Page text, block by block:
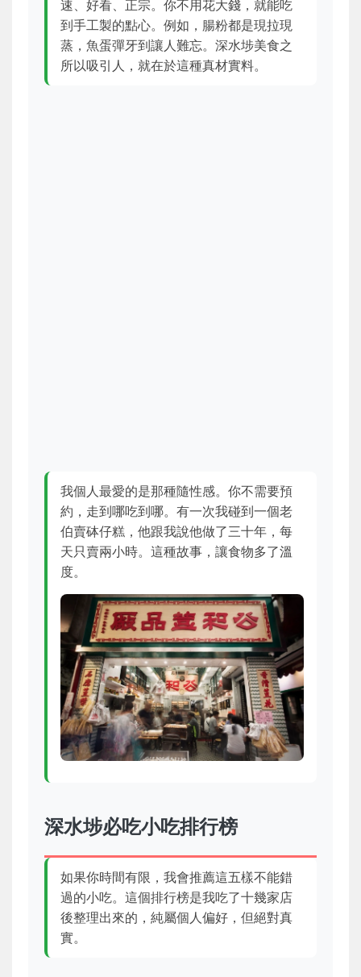
速、好看、正宗。你不用花大錢，就能吃
到手工製的點心。例如，腸粉都是現拉現
蒸，魚蛋彈牙到讓人難忘。深水埗美食之
所以吸引人，就在於這種真材實料。
我個人最愛的是那種隨性感。你不需要預
約，走到哪吃到哪。有一次我碰到一個老
伯賣砵仔糕，他跟我說他做了三十年，每
天只賣兩小時。這種故事，讓食物多了溫
度。
深水埗必吃小吃排行榜
如果你時間有限，我會推薦這五樣不能錯
過的小吃。這個排行榜是我吃了十幾家店
後整理出來的，純屬個人偏好，但絕對真
實。